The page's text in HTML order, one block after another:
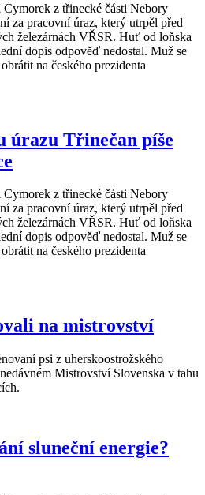
z třinecké části Nebory
za pracovní úraz, který utrpěl před
železárnách VŘSR. Huť od loňska
dopis odpověď nedostal. Muž se
na českého prezidenta
Třinečan píše
z třinecké části Nebory
za pracovní úraz, který utrpěl před
železárnách VŘSR. Huť od loňska
dopis odpověď nedostal. Muž se
na českého prezidenta
na mistrovství
psi z uherskoostrožského
Mistrovství Slovenska v tahu
sluneční energie?